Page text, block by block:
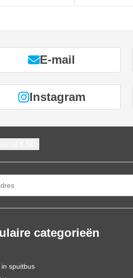
E-mail
Instagram
categorieën
spuitbus